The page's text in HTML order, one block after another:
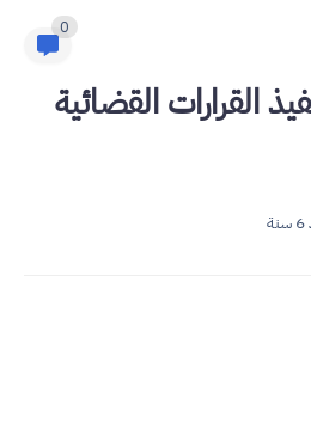
0
القرارات القضائية